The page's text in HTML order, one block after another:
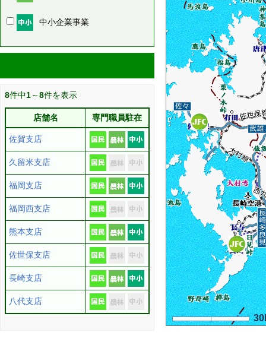
中小企業事業
8件中1～8件を表示
店舗名 専門職員駐在
佐賀支店
久留米支店
福岡支店
福岡西支店
熊本支店
佐世保支店
長崎支店
八代支店